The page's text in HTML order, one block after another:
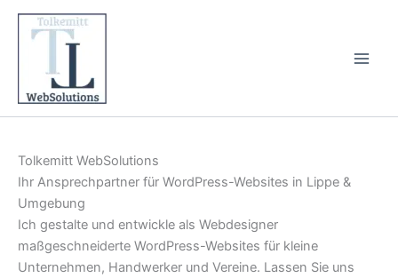
Zum
Inhalt
Tolkemitt WebSolutions
Ihr Ansprechpartner für WordPress-Websites in Lippe &
Umgebung
Ich gestalte und entwickle als Webdesigner
maßgeschneiderte WordPress-Websites für kleine
Unternehmen, Handwerker und Vereine. Lassen Sie uns